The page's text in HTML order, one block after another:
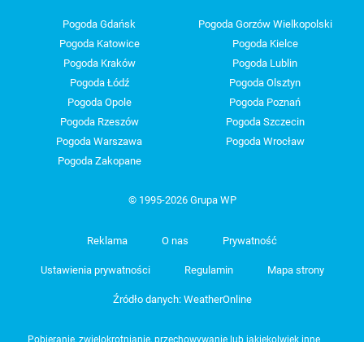
Pogoda Gdańsk
Pogoda Gorzów Wielkopolski
Pogoda Katowice
Pogoda Kielce
Pogoda Kraków
Pogoda Lublin
Pogoda Łódź
Pogoda Olsztyn
Pogoda Opole
Pogoda Poznań
Pogoda Rzeszów
Pogoda Szczecin
Pogoda Warszawa
Pogoda Wrocław
Pogoda Zakopane
© 1995-2026 Grupa WP
Reklama O nas Prywatność
Ustawienia prywatności Regulamin Mapa strony
Źródło danych: WeatherOnline
Pobieranie, zwielokrotnianie, przechowywanie lub jakiekolwiek inne